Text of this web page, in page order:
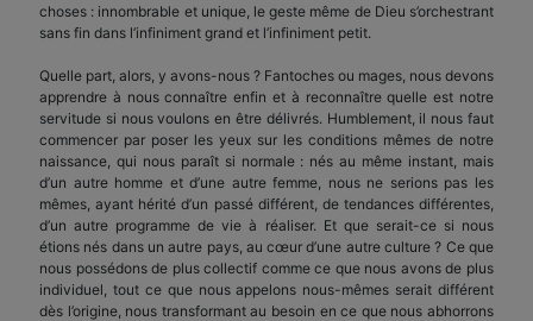
choses : innombrable et unique, le geste même de Dieu s’orchestrant
sans fin dans l’infiniment grand et l’infiniment petit.
Quelle part, alors, y avons-nous ? Fantoches ou mages, nous devons
apprendre à nous connaître enfin et à reconnaître quelle est notre
servitude si nous voulons en être délivrés. Humblement, il nous faut
commencer par poser les yeux sur les condi­tions mêmes de notre
naissance, qui nous paraît si normale : nés au même instant, mais
d’un autre homme et d’une autre femme, nous ne serions pas les
mêmes, ayant hérité d’un passé différent, de tendances différentes,
d’un autre programme de vie à réaliser. Et que serait-ce si nous
étions nés dans un autre pays, au cœur d’une autre culture ? Ce que
nous possédons de plus collectif comme ce que nous avons de plus
individuel, tout ce que nous appelons nous-mêmes serait différent
dès l’origine, nous transformant au besoin en ce que nous abhorrons